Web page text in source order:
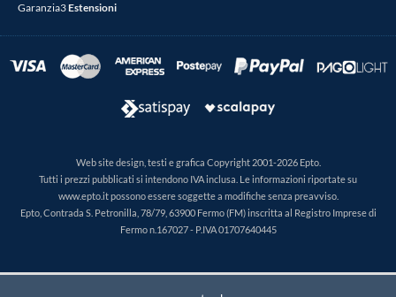
Garanzia3Estensioni
Web site design, testi e grafica Copyright 2001-2026 Epto.
Tutti i prezzi pubblicati si intendono IVA inclusa. Le informazioni riportate su
www.epto.it possono essere soggette a modifiche senza preavviso.
Epto, Contrada S. Petronilla, 78/79, 63900 Fermo (FM) inscritta al Registro Imprese di
Fermo n.167027 - P.IVA 01707640445